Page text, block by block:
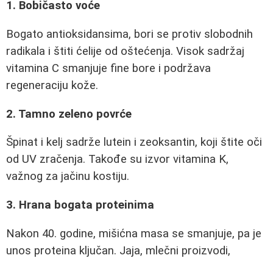
1. Bobičasto voće
Bogato antioksidansima, bori se protiv slobodnih
radikala i štiti ćelije od oštećenja. Visok sadržaj
vitamina C smanjuje fine bore i podržava
regeneraciju kože.
2. Tamno zeleno povrće
Špinat i kelj sadrže lutein i zeoksantin, koji štite oči
od UV zračenja. Takođe su izvor vitamina K,
važnog za jačinu kostiju.
3. Hrana bogata proteinima
Nakon 40. godine, mišićna masa se smanjuje, pa je
unos proteina ključan. Jaja, mlečni proizvodi,